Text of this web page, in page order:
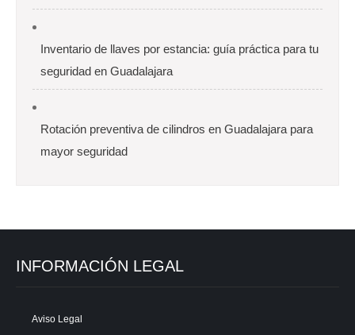
Inventario de llaves por estancia: guía práctica para tu
seguridad en Guadalajara
Rotación preventiva de cilindros en Guadalajara para
mayor seguridad
INFORMACIÓN LEGAL
Aviso Legal